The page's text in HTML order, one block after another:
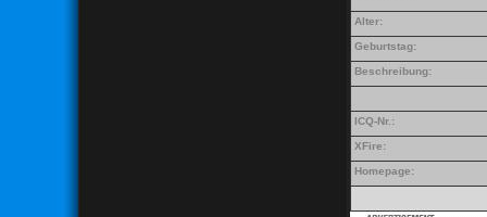
Alter:
Geburtstag:
Beschreibung:
ICQ-Nr.:
XFire:
Homepage: